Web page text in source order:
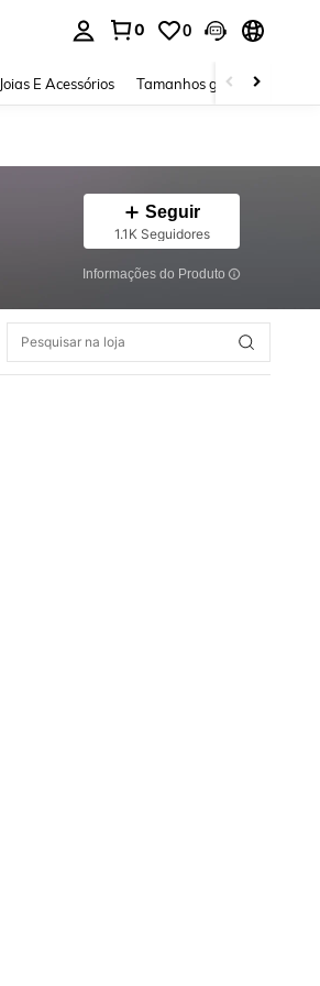
0 0
Joias E Acessórios Tamanhos grandes
Seguir
1.1K Seguidores
Informações do Produto